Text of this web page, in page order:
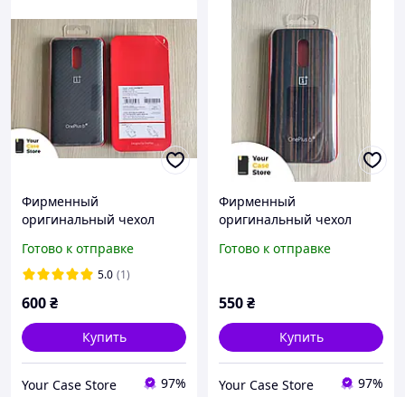
Фирменный
оригинальный чехол
protective карбоновый,
100% оригинал
Готово к отправке
5.0 (1)
600₴
Купить
Your Case Store 97%
Фирменный
оригинальный чехол
bumper деревянный,
Готово к отправке
550₴
Купить
Your Case Store 97%